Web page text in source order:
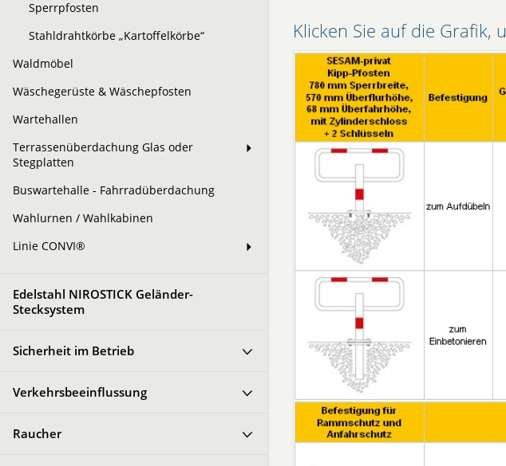
Sperrpfosten
Stahldrahtkörbe „Kartoffelkörbe“
Waldmöbel
Wäschegerüste & Wäschepfosten
Wartehallen
Terrassenüberdachung Glas oder
Stegplatten
Buswartehalle - Fahrradüberdachung
Wahlurnen / Wahlkabinen
Linie CONVI®
Edelstahl NIROSTICK Geländer-
Stecksystem
Sicherheit im Betrieb
Verkehrsbeeinflussung
Raucher
Klicken Sie auf die Grafik,